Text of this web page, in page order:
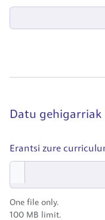
Datu gehigarriak
Erantsi zure
One file only.
100 MB limit.